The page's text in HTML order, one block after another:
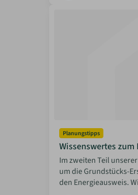
Planungstipps
Wissenswertes
Im zweiten Teil
um die Grundstücks-
den Energieausweis.